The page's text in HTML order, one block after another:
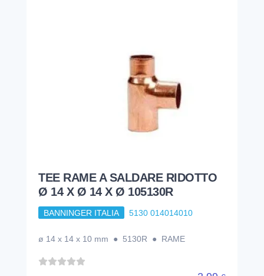
TEE RAME A SALDARE RIDOTTO
Ø 14 X Ø 14 X Ø 105130R
BANNINGER ITALIA 5130 014014010
ø 14 x 14 x 10 mm ● 5130R ● RAME